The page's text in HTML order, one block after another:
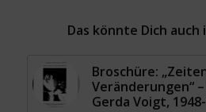
Das könnte Dich
Broschüre:
Veränderungen“
Gerda Voigt,